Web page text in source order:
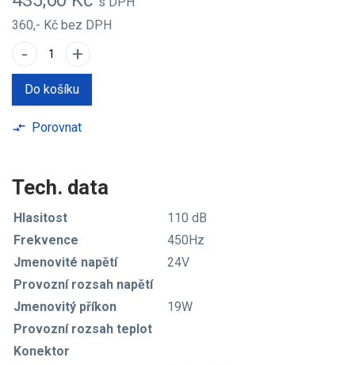
360,- Kč bez DPH
- +
Do košíku
compare_arrows Porovnat
Tech. data
Hlasitost
110 dB
Frekvence
450Hz
Jmenovité napětí
24V
Provozní rozsah napětí
Jmenovitý příkon
19W
Provozní rozsah teplot
Konektor